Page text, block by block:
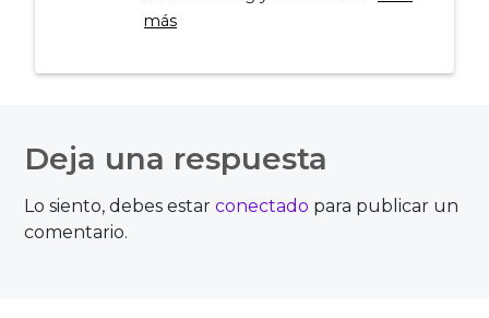
más
de
entradas
Deja una respuesta
Lo siento, debes estarconectado para publicar un
comentario.